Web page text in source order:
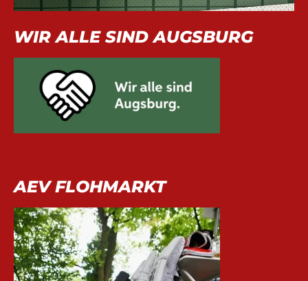
WIR ALLE SIND AUGSBURG
AEV FLOHMARKT